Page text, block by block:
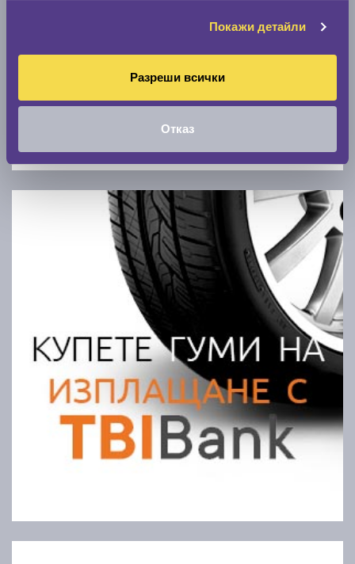
Покажи детайли
Разреши всички
Отказ